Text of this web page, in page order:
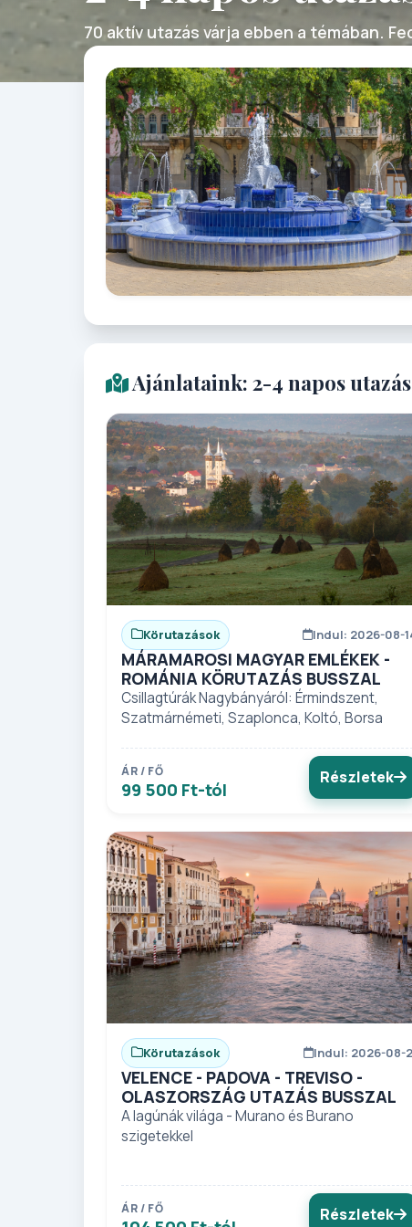
70 aktív utazás várja ebben a témában.
Ajánlataink: 2-4 napos
Körutazások Indul: 2026-08-
MÁRAMAROSI MAGYAR EMLÉKEK -
ROMÁNIA KÖRUTAZÁS BUSSZAL
Csillagtúrák Nagybányáról: Érmindszent,
Szatmárnémeti, Szaplonca, Koltó, Borsa
ÁR / FŐ
99 500 Ft-tól
Részletek
Körutazások Indul: 2026-08-
VELENCE - PADOVA - TREVISO -
OLASZORSZÁG UTAZÁS BUSSZAL
A lagúnák világa - Murano és Burano
szigetekkel
ÁR / FŐ Részletek